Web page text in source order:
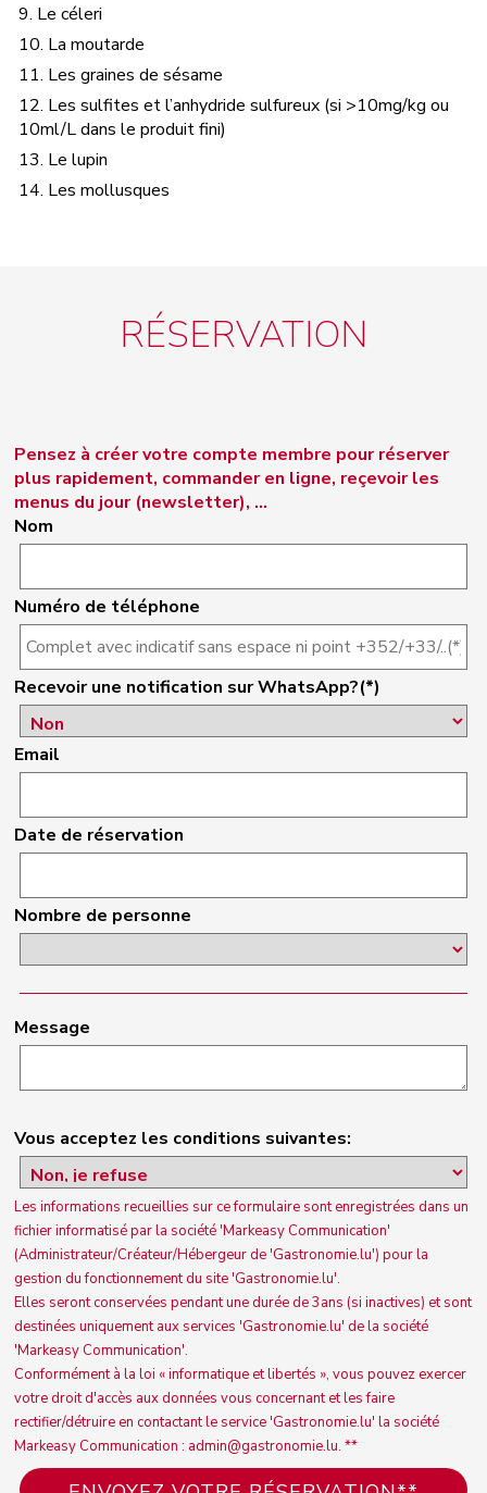
9. Le céleri
10. La moutarde
11. Les graines de sésame
12. Les sulfites et l’anhydride sulfureux (si >10mg/kg ou
10ml/L dans le produit fini)
13. Le lupin
14. Les mollusques
RÉSERVATION
Pensez à créer votre compte membre pour réserver
plus rapidement, commander en ligne, reçevoir les
menus du jour (newsletter), ...
Nom
Numéro de téléphone
Recevoir une notification sur WhatsApp?(*)
Email
Date de réservation
Nombre de personne
Message
Vous acceptez les conditions suivantes:
Les informations recueillies sur ce formulaire sont enregistrées dans un
fichier informatisé par la société 'Markeasy Communication'
(Administrateur/Créateur/Hébergeur de 'Gastronomie.lu') pour la
gestion du fonctionnement du site 'Gastronomie.lu'.
Elles seront conservées pendant une durée de 3ans (si inactives) et sont
destinées uniquement aux services 'Gastronomie.lu' de la société
'Markeasy Communication'.
Conformément à la loi « informatique et libertés », vous pouvez exercer
votre droit d'accès aux données vous concernant et les faire
rectifier/détruire en contactant le service 'Gastronomie.lu' la société
Markeasy Communication : admin@gastronomie.lu. **